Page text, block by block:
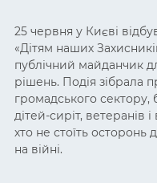
25 червня у Києві
«Дітям наших
публічний майданчик
рішень. Подія зібрала
громадського сектору,
дітей-сиріт, ветеранів
хто не стоїть осторонь
на війні.